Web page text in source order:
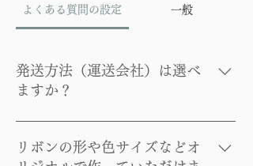
よくある質問の設定 一般
発送方法（運送会社）は選べ
ますか？
基本、レターパックで発送いたします
が、日時指定の場合は別途送料￥800
リボンの形や色サイズなどオ